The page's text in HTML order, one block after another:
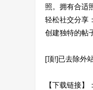
照。拥有合适
轻松社交分享
创建独特的帖
[顶!]已去除外
【下载链接